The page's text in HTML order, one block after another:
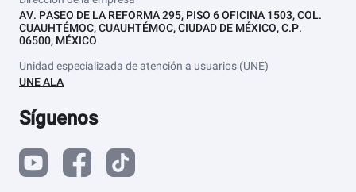
AV. PASEO DE LA REFORMA 295, PISO 6 OFICINA 1503, COL.
CUAUHTÉMOC, CUAUHTÉMOC, CIUDAD DE MÉXICO, C.P.
06500, MÉXICO
Unidad especializada de atención a usuarios (UNE)
UNE ALA
Síguenos